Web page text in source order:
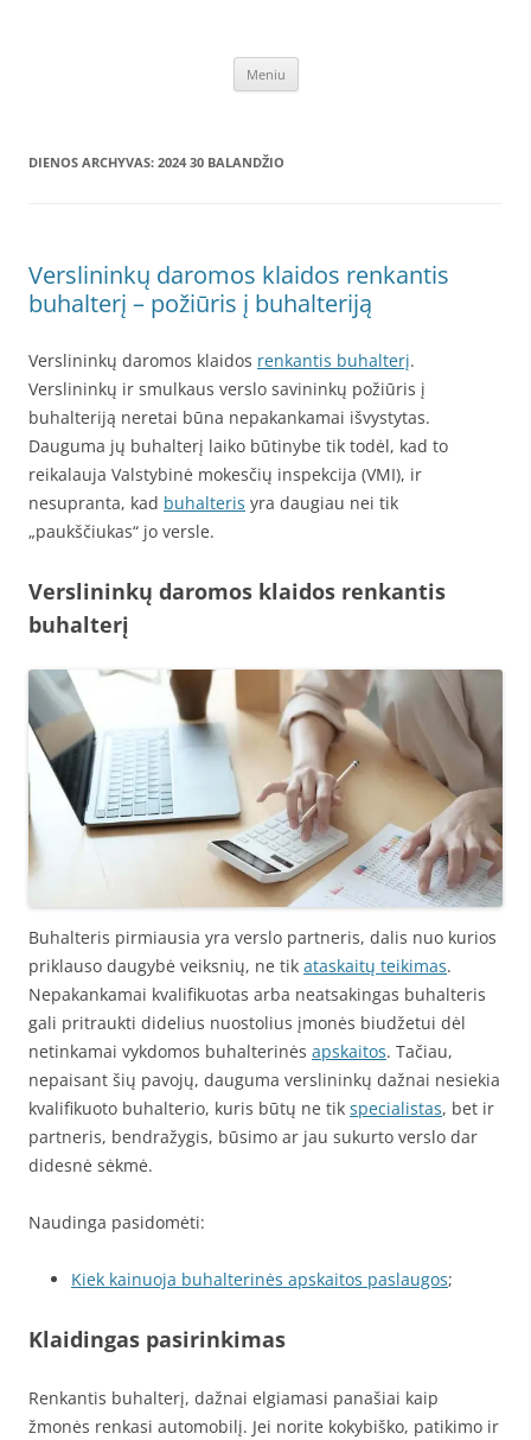
biudzetiniu istaigu, MB, UAB – apskaita nuotoliniu būdu,
Meniu Pereiti
turinio
DIENOS ARCHYVAS: 2024 30 BALANDŽIO
Verslininkų daromos klaidos renkantis
buhalterį – požiūris į buhalteriją
Verslininkų daromos klaidos renkantis buhalterį.
Verslininkų ir smulkaus verslo savininkų požiūris į
buhalteriją neretai būna nepakankamai išvystytas.
Dauguma jų buhalterį laiko būtinybe tik todėl, kad to
reikalauja Valstybinė mokesčių inspekcija (VMI), ir
nesupranta, kad buhalteris yra daugiau nei tik
„paukščiukas“ jo versle.
Verslininkų daromos klaidos renkantis
buhalterį
Buhalteris pirmiausia yra verslo partneris, dalis nuo kurios
priklauso daugybė veiksnių, ne tik ataskaitų teikimas.
Nepakankamai kvalifikuotas arba neatsakingas buhalteris
gali pritraukti didelius nuostolius įmonės biudžetui dėl
netinkamai vykdomos buhalterinės apskaitos. Tačiau,
nepaisant šių pavojų, dauguma verslininkų dažnai nesiekia
kvalifikuoto buhalterio, kuris būtų ne tik specialistas, bet ir
partneris, bendražygis, būsimo ar jau sukurto verslo dar
didesnė sėkmė.
Naudinga pasidomėti:
Kiek kainuoja buhalterinės apskaitos paslaugos;
Klaidingas pasirinkimas
Renkantis buhalterį, dažnai elgiamasi panašiai kaip
žmonės renkasi automobilį. Jei norite kokybiško, patikimo ir